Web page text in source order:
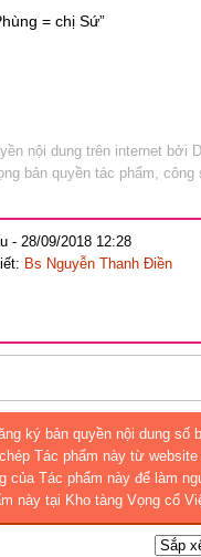
= chị Sứ”
nội dung trên internet bởi
bản quyền tác phẩm,
- 28/09/2018 12:28
Bs Nguyễn Thanh Điền
ký bản quyền nội dung số
Tác phẩm này từ
của Tác phẩm này để làm
này tại Kho tàng Vọng cổ